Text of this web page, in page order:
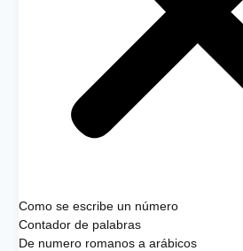
Como se escribe un número
Contador de palabras
De numero romanos a arábicos